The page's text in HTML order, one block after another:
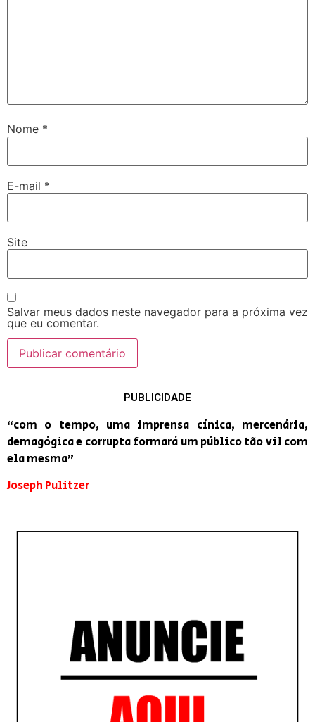
Nome *
E-mail *
Site
Salvar meus dados neste navegador para a próxima vez
que eu comentar.
PUBLICIDADE
“com o tempo, uma imprensa cínica, mercenária,
demagógica e corrupta formará um público tão vil com
ela mesma”
Joseph Pulitzer